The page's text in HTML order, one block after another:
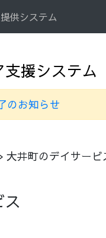
供システム
援システム
のお知らせ
大井町のデイサービ
ス